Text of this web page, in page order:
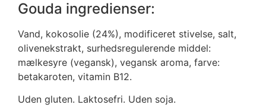
Gouda ingredienser:
Vand, kokosolie (24%), modificeret stivelse, salt,
olivenekstrakt, surhedsregulerende middel:
mælkesyre (vegansk), vegansk aroma, farve:
betakaroten, vitamin B12.
Uden gluten. Laktosefri. Uden soja.